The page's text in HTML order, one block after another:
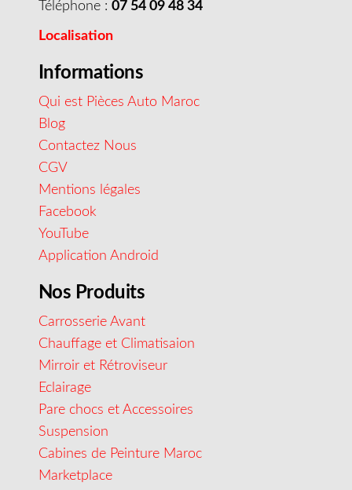
Téléphone : 07 54 09 48 34
Localisation
Informations
Qui est Pièces Auto Maroc
Blog
Contactez Nous
CGV
Mentions légales
Facebook
YouTube
Application Android
Nos Produits
Carrosserie Avant
Chauffage et Climatisaion
Mirroir et Rétroviseur
Eclairage
Pare chocs et Accessoires
Suspension
Cabines de Peinture Maroc
Marketplace